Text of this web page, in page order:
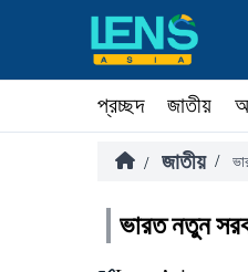
প্রচ্ছদ জাতীয়
/ জাতীয় /
ভারত নতুন